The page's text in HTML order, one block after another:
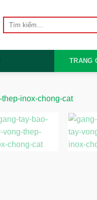
Tìm
TRANG